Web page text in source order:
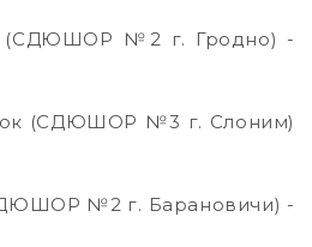
(СДЮШОР №2 г. Гродно) -
(СДЮШОР №3 г. Слоним)
№2 г. Барановичи) -